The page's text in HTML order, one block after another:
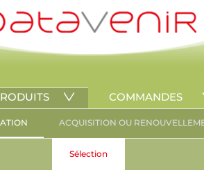
COMMANDES
ACQUISITION OU
Sélection